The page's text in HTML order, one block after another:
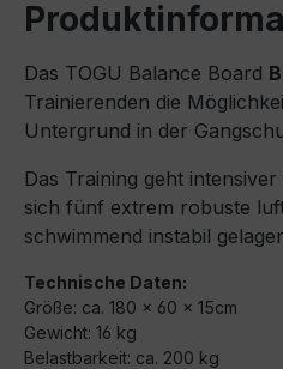
Das TOGU Balance Board
Trainierenden die
Untergrund in der
Das Training geht
sich fünf extrem robuste
schwimmend instabil
Technische Daten:
Größe: ca. 180 x 60 x 15cm
Gewicht: 16 kg
Belastbarkeit: ca. 200 kg